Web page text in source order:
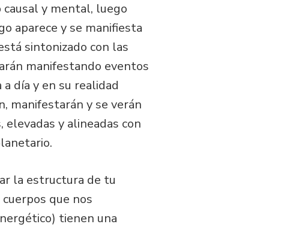
y mental, luego
aparece y se manifiesta
sintonizado con las
manifestando eventos
día y en su realidad
manifestarán y se verán
y alineadas con
la estructura de tu
que nos
tienen una